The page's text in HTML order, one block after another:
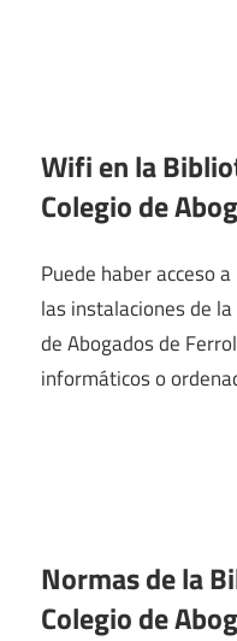
Wifi en la
Colegio de
Puede haber acceso
las instalaciones de
de Abogados de
informáticos o
Normas de la
Colegio de